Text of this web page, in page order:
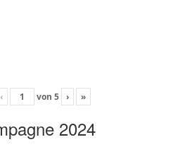
‹ von 5 › »
2024